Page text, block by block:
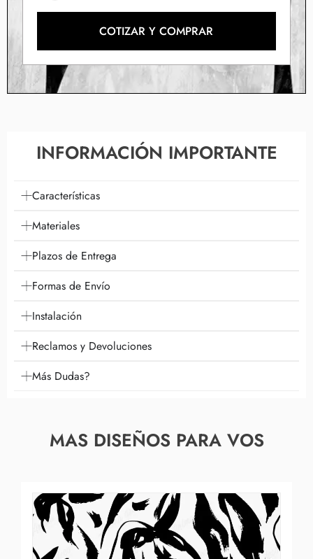
COTIZAR Y COMPRAR
INFORMACIÓN IMPORTANTE
Características
Materiales
Plazos de Entrega
Formas de Envío
Instalación
Reclamos y Devoluciones
Más Dudas?
MAS DISEÑOS PARA VOS